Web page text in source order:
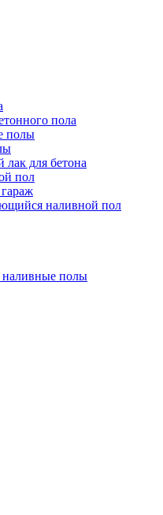
пола
полы
для бетона
пол
наливной пол
полы